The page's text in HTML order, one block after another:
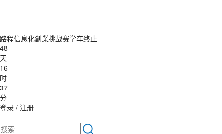
路程信息化創業挑战赛学车终止
48
天
16
时
37
分
登录 / 注册